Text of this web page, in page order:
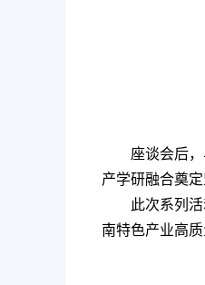
座谈会后
产学研融合奠定
此次系列
南特色产业高